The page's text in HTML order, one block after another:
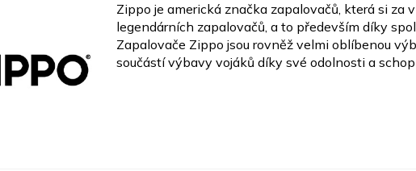
Zippo je americká značka zapalovačů, která si
legendárních zapalovačů, a to především díky
Zapalovače Zippo jsou rovněž velmi oblíbenou
součástí výbavy vojáků díky své odolnosti a